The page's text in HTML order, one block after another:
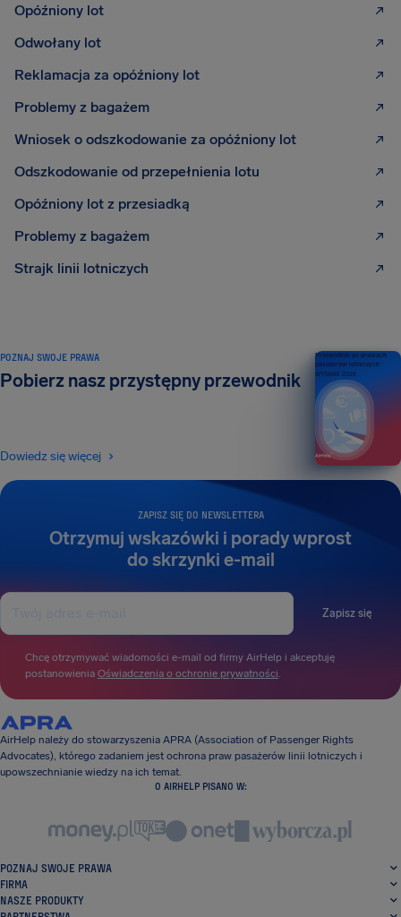
Opóźniony lot
Odwołany lot
Reklamacja za opóźniony lot
Problemy z bagażem
Wniosek o odszkodowanie za opóźniony lot
Odszkodowanie od przepełnienia lotu
Opóźniony lot z przesiadką
Problemy z bagażem
Strajk linii lotniczych
ZAPISZ SIĘ DO NEWSLETTERA
Otrzymuj wskazówki i porady wprost
do skrzynki e-mail
Zapisz się
Chcę otrzymywać wiadomości e-mail od firmy AirHelp i akceptuję
postanowienia Oświadczenia o ochronie prywatności.
POZNAJ SWOJE PRAWA
Pobierz nasz przystępny przewodnik
Dowiedz się więcej
Przewodnik po prawach
pasażerów lotniczych
WYDANIE 2026
AirHelp należy do stowarzyszenia APRA (Association of Passenger Rights
Advocates), którego zadaniem jest ochrona praw pasażerów linii lotniczych i
upowszechnianie wiedzy na ich temat.
O AIRHELP PISANO W:
POZNAJ SWOJE PRAWA
FIRMA
NASZE PRODUKTY